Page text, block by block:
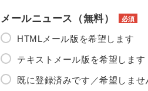
メールニュース（無料） 必須
HTMLメール版を希望します
テキストメール版を希望します
既に登録済みです／希望しませ